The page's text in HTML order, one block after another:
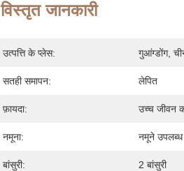
विस्तृत जानकारी
उत्पत्ति के प्लेस: गुआंग्डोंग,
सतही समापन: लेपित
फ़ायदा: उच्च जीवन
नमूना: नमूने
बांसुरी: 2 बांसुरी